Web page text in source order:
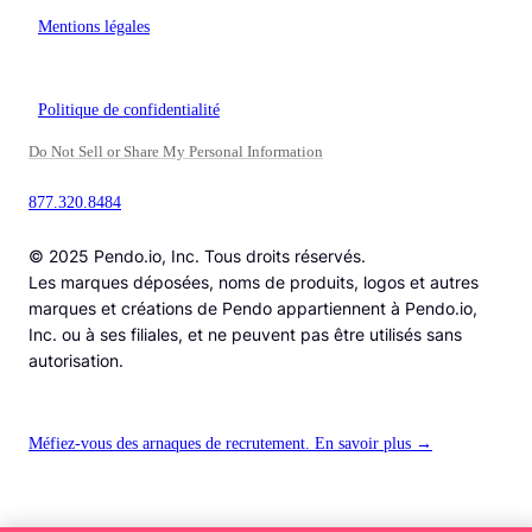
Mentions légales
Politique de confidentialité
Do Not Sell or Share My Personal Information
877.320.8484
© 2025 Pendo.io, Inc. Tous droits réservés.
Les marques déposées, noms de produits, logos et autres
marques et créations de Pendo appartiennent à Pendo.io,
Inc. ou à ses filiales, et ne peuvent pas être utilisés sans
autorisation.
Méfiez-vous des arnaques de recrutement. En savoir plus →